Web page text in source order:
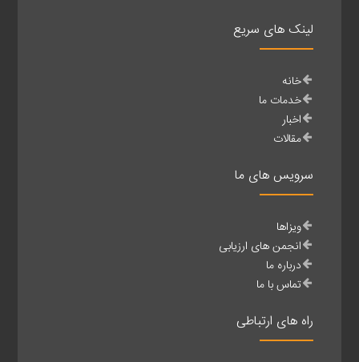
لینک های سریع
خانه
خدمات ما
اخبار
مقالات
سرویس های ما
ویزاها
انجمن های ارزیابی
درباره ما
تماس با ما
راه های ارتباطی